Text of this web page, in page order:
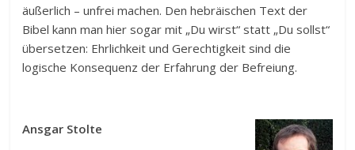
äußerlich – unfrei machen. Den hebräischen Text der
Bibel kann man hier sogar mit „Du wirst“ statt „Du sollst“
übersetzen: Ehrlichkeit und Gerechtigkeit sind die
logische Konsequenz der Erfahrung der Befreiung.
Ansgar Stolte